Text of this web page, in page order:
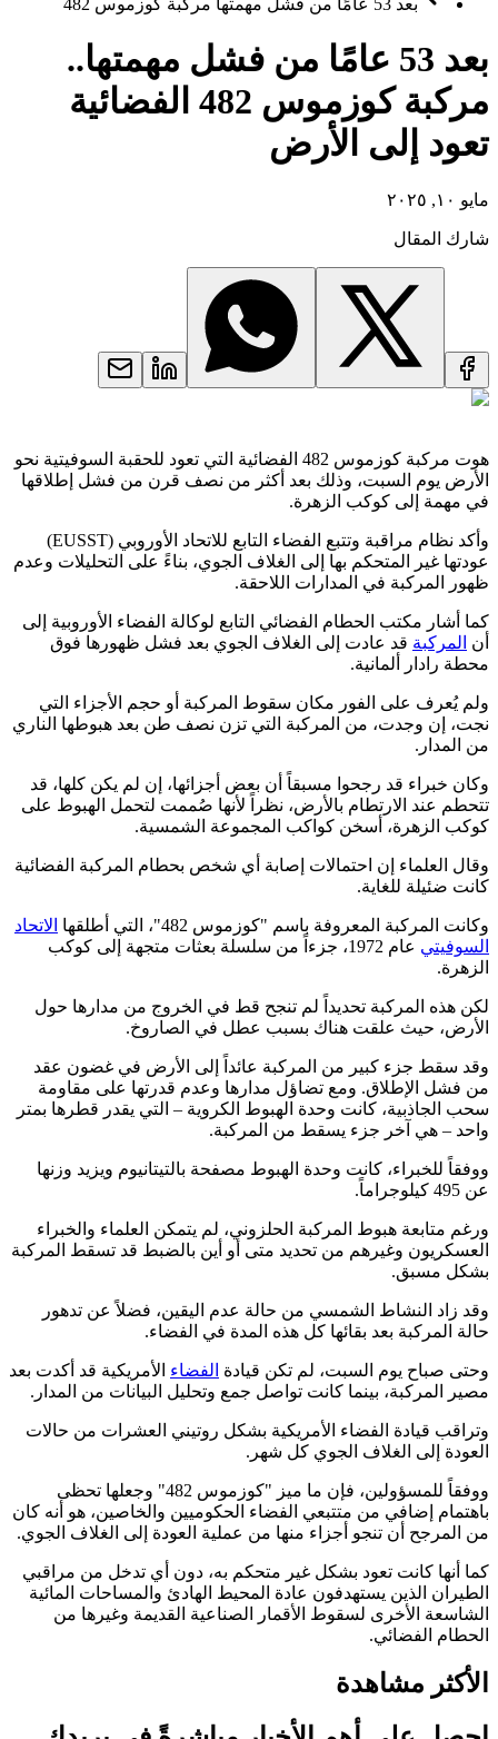
بعد 53 عامًا من فشل مهمتها مركبة كوزموس 482
بعد 53 عامًا من فشل مهمتها..
مركبة كوزموس 482 الفضائية
تعود إلى الأرض
مايو ١٠, ٢٠٢٥
شارك المقال
هوت مركبة كوزموس 482 الفضائية التي تعود للحقبة السوفيتية نحو
الأرض يوم السبت، وذلك بعد أكثر من نصف قرن من فشل إطلاقها
في مهمة إلى كوكب الزهرة.
وأكد نظام مراقبة وتتبع الفضاء التابع للاتحاد الأوروبي (EUSST)
عودتها غير المتحكم بها إلى الغلاف الجوي، بناءً على التحليلات وعدم
ظهور المركبة في المدارات اللاحقة.
كما أشار مكتب الحطام الفضائي التابع لوكالة الفضاء الأوروبية إلى
أن المركبةقد عادت إلى الغلاف الجوي بعد فشل ظهورها فوق
محطة رادار ألمانية.
ولم يُعرف على الفور مكان سقوط المركبة أو حجم الأجزاء التي
نجت، إن وجدت، من المركبة التي تزن نصف طن بعد هبوطها الناري
من المدار.
وكان خبراء قد رجحوا مسبقاً أن بعض أجزائها، إن لم يكن كلها، قد
تتحطم عند الارتطام بالأرض، نظراً لأنها صُممت لتحمل الهبوط على
كوكب الزهرة، أسخن كواكب المجموعة الشمسية.
وقال العلماء إن احتمالات إصابة أي شخص بحطام المركبة الفضائية
كانت ضئيلة للغاية.
وكانت المركبة المعروفة باسم "كوزموس 482"، التي أطلقها
الاتحاد
السوفيتي
عام 1972، جزءاً من سلسلة بعثات متجهة إلى كوكب
الزهرة.
لكن هذه المركبة تحديداً لم تنجح قط في الخروج من مدارها حول
الأرض، حيث علقت هناك بسبب عطل في الصاروخ.
وقد سقط جزء كبير من المركبة عائداً إلى الأرض في غضون عقد
من فشل الإطلاق. ومع تضاؤل مدارها وعدم قدرتها على مقاومة
سحب الجاذبية، كانت وحدة الهبوط الكروية – التي يقدر قطرها بمتر
واحد – هي آخر جزء يسقط من المركبة.
ووفقاً للخبراء، كانت وحدة الهبوط مصفحة بالتيتانيوم ويزيد وزنها
عن 495 كيلوجراماً.
ورغم متابعة هبوط المركبة الحلزوني، لم يتمكن العلماء والخبراء
العسكريون وغيرهم من تحديد متى أو أين بالضبط قد تسقط المركبة
بشكل مسبق.
وقد زاد النشاط الشمسي من حالة عدم اليقين، فضلاً عن تدهور
حالة المركبة بعد بقائها كل هذه المدة في الفضاء.
وحتى صباح يوم السبت، لم تكن قيادة الفضاءالأمريكية قد أكدت بعد
مصير المركبة، بينما كانت تواصل جمع وتحليل البيانات من المدار.
وتراقب قيادة الفضاء الأمريكية بشكل روتيني العشرات من حالات
العودة إلى الغلاف الجوي كل شهر.
ووفقاً للمسؤولين، فإن ما ميز "كوزموس 482" وجعلها تحظى
باهتمام إضافي من متتبعي الفضاء الحكوميين والخاصين، هو أنه كان
من المرجح أن تنجو أجزاء منها من عملية العودة إلى الغلاف الجوي.
كما أنها كانت تعود بشكل غير متحكم به، دون أي تدخل من مراقبي
الطيران الذين يستهدفون عادة المحيط الهادئ والمساحات المائية
الشاسعة الأخرى لسقوط الأقمار الصناعية القديمة وغيرها من
الحطام الفضائي.
الأكثر مشاهدة